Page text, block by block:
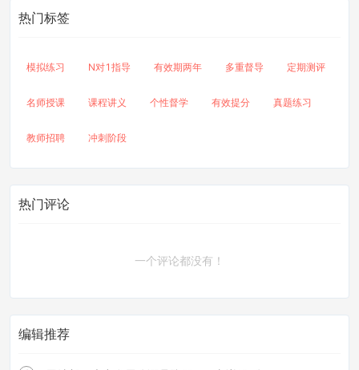
热门标签
模拟练习 N对1指导 有效期两年 多重督导 定期测评
名师授课 课程讲义 个性督学 有效提分 真题练习
教师招聘 冲刺阶段
热门评论
一个评论都没有！
编辑推荐